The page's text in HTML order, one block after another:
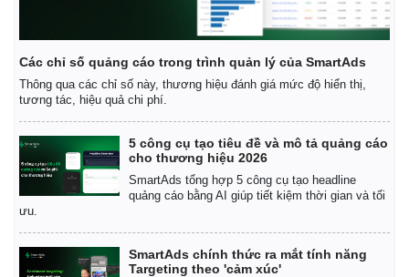
Các chỉ số quảng cáo trong trình quản lý của SmartAds
Thông qua các chỉ số này, thương hiệu đánh giá mức độ hiển thị,
tương tác, hiệu quả chi phí.
5 công cụ tạo tiêu đề và mô tả quảng cáo
cho thương hiệu 2026
SmartAds tổng hợp 5 công cụ tạo headline
quảng cáo bằng AI giúp tiết kiệm thời gian và tối
ưu.
SmartAds chính thức ra mắt tính năng
Targeting theo 'cảm xúc'